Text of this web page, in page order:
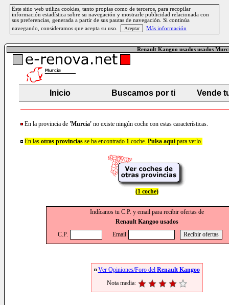
Este sitio web utiliza cookies, tanto propias como de terceros, para recopilar
información estadística sobre su navegación y mostrarle publicidad relacionada con
sus preferencias, generada a partir de sus pautas de navegación. Si continúa
navegando, consideramos que acepta su uso.
Más información
Renault Kangoo usados usados
Inicio Buscamos por ti Vende
En la provincia de 'Murcia' no existe ningún coche con estas características.
En las otras provincias se ha encontrado 1 coche. Pulsa aquípara verlo.
(1 coche)
Indícanos tu C.P. y email para recibir ofertas de
Renault Kangoo usados
C.P.
Email
Ver Opiniones/Foro del Renault Kangoo
Nota media: